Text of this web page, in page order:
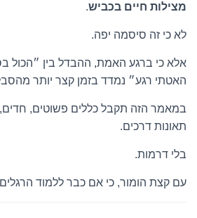
מצילות חיים בכביש.
לא כי זה סיסמה יפה.
אלא כי ברגע האמת, ההבדל בין ״הכול
האטתי רגע״ נמדד בזמן קצר יותר
במאמר הזה תקבל כללים פשוטים,
תאונות דרכים.
בלי דרמות.
עם קצת הומור, כי אם כבר ללמוד